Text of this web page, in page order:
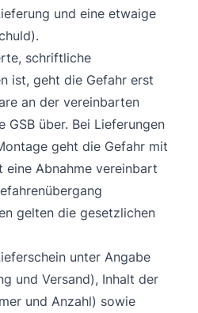
und eine etwaige
schriftliche
ist, geht die Gefahr erst
an der vereinbarten
GSB über. Bei Lieferungen
geht die Gefahr mit
eine Abnahme vereinbart
gelten die gesetzlichen
unter Angabe
und Versand), Inhalt der
und Anzahl) sowie